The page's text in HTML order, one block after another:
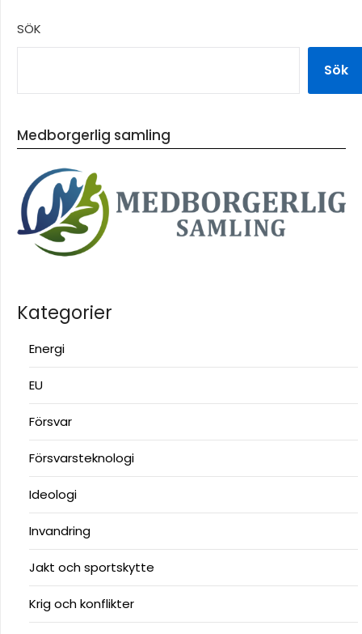
SÖK
Sök
Medborgerlig samling
Kategorier
Energi
EU
Försvar
Försvarsteknologi
Ideologi
Invandring
Jakt och sportskytte
Krig och konflikter